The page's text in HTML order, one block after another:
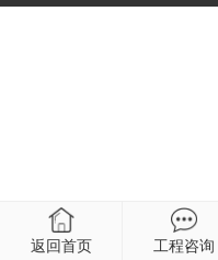
返回首页 工程咨询